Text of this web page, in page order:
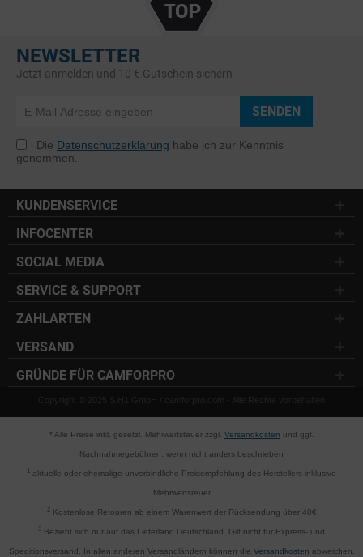
NEWSLETTER
Jetzt anmelden und 10 € Gutschein sichern
SENDEN
Die Datenschutzerklärung habe ich zur Kenntnis
genommen.
KUNDENSERVICE
INFOCENTER
SOCIAL MEDIA
SERVICE & SUPPORT
ZAHLARTEN
VERSAND
GRÜNDE FÜR CAMFORPRO
Copyright © 2025 S.H1 GmbH / camforpro.com - Alle Rechte vorbehalten
* Alle Preise inkl. gesetzl. Mehrwertsteuer zzgl. Versandkosten und ggf.
Nachnahmegebühren, wenn nicht anders beschrieben
aktuelle oder ehemalige unverbindliche Preisempfehlung des Herstellers inklusive
Mehrwertsteuer
2Kostenlose Retouren ab einem Warenwert der Rücksendung über 40€
3 Bezieht sich nur auf das Lieferland Deutschland. Gilt nicht für Express- und
Speditionsversand. In allen anderen Versandländern können die Versandkosten abweichen.